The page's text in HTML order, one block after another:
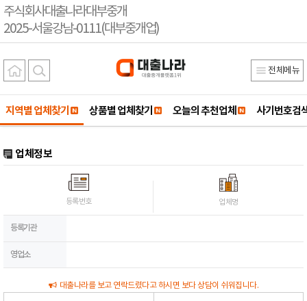
주식회사대출나라대부중개
2025-서울강남-0111(대부중개업)
전체메뉴
지역별 업체찾기 상품별 업체찾기 오늘의 추천업체 사기번호검
업체정보
등록번호 업체명
등록기관
영업소
대출나라를 보고 연락드렸다고 하시면 보다 상담이 쉬워집니다.